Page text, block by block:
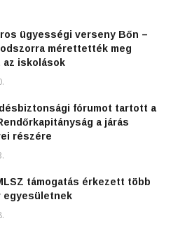
ügyességi verseny Bőn –
mérettették meg
az iskolások
fórumot tartott a
a járás
részére
támogatás érkezett több
egyesületnek